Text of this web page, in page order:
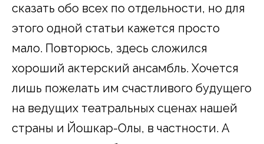
сказать обо всех по отдельности, но для
этого одной статьи кажется просто
мало. Повторюсь, здесь сложился
хороший актерский ансамбль. Хочется
лишь пожелать им счастливого будущего
на ведущих театральных сценах нашей
страны и Йошкар-Олы, в частности. А